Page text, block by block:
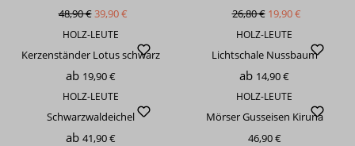
48,90 €39,90 €
26,80 € 19,90 €
HOLZ-LEUTE
Kerzenständer Lotus schwarz
ab 19,90 €
HOLZ-LEUTE
Lichtschale Nussbaum
ab 14,90 €
HOLZ-LEUTE
Schwarzwaldeichel
ab 41,90 €
HOLZ-LEUTE
Mörser Gusseisen Kiruna
46,90 €